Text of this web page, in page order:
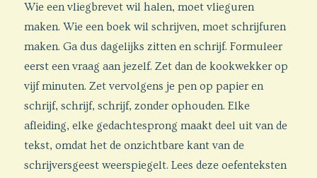
Wie een vliegbrevet wil halen, moet vlieguren
maken. Wie een boek wil schrijven, moet schrijfuren
maken. Ga dus dagelijks zitten en schrijf. Formuleer
eerst een vraag aan jezelf. Zet dan de kookwekker op
vijf minuten. Zet vervolgens je pen op papier en
schrijf, schrijf, schrijf, zonder ophouden. Elke
afleiding, elke gedachtesprong maakt deel uit van de
tekst, omdat het de onzichtbare kant van de
schrijversgeest weerspiegelt. Lees deze oefenteksten